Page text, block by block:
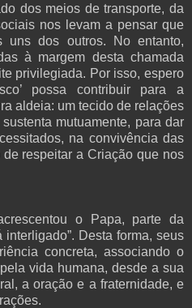
dos meios de transporte, da
nos levam a pensar que
uns dos outros. No entanto,
à margem desta chamada
privilegiada. Por isso, espero
possa contribuir para a
aldeia: um tecido de relações
mutuamente, para dar
na convivência das
respeitar a Criação que nos
o Papa, parte da
Desta forma, seus
concreta, associando o
vida humana, desde a sua
a oração e a fraternidade, e